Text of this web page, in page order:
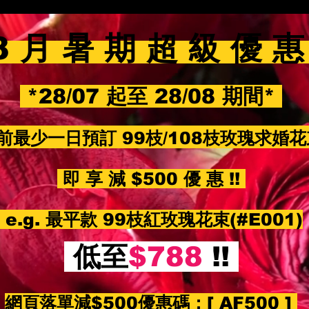
月 暑 期 超 級 優
*28/07 起至 28/08 期間*
最少一日預訂 99枝/108枝玫瑰求婚
即 享 減 $500 優 惠 !!
e.g. 最平款 99枝紅玫瑰花束(#E001)
低至$788 !!
網頁落單減$500優惠碼： [ AF500 ]